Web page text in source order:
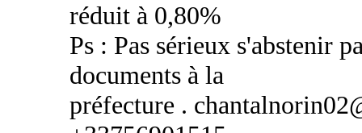
réduit à 0,80%
Ps : Pas sérieux s'abstenir
documents à la
préfecture .